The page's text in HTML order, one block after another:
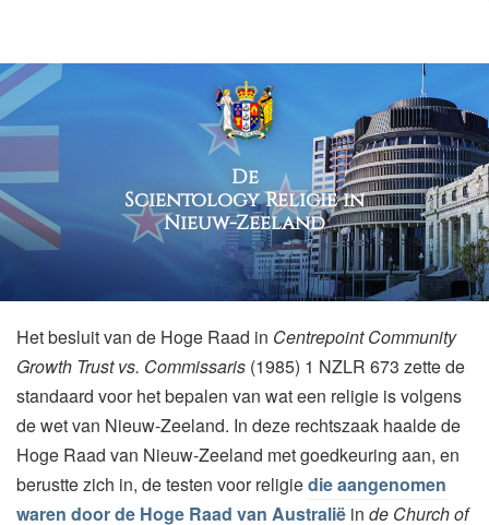
De
Scientology Religie in
Nieuw-Zeeland
Het besluit van de Hoge Raad in Centrepoint Community
Growth Trust vs. Commissaris (1985) 1 NZLR 673 zette de
standaard voor het bepalen van wat een religie is volgens
de wet van Nieuw-Zeeland. In deze rechtszaak haalde de
Hoge Raad van Nieuw-Zeeland met goedkeuring aan, en
berustte zich in, de testen voor religiedie aangenomen
waren door de Hoge Raad van Australië in de Church of